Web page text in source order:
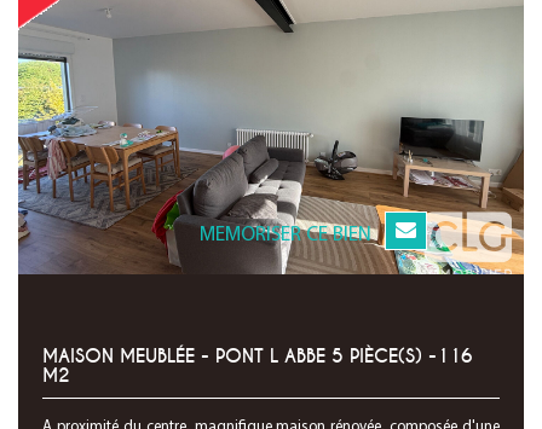
MEMORISER CE BIEN
MAISON MEUBLÉE - PONT L ABBE 5 PIÈCE(S) -116
M2